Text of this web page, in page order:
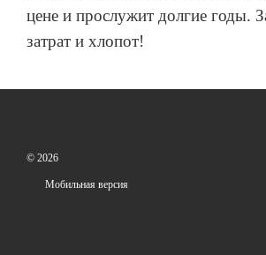
цене и прослужит долгие годы.
затрат и хлопот!
© 2026
Мобильная версия